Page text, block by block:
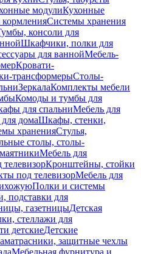
модулиКухонные
кормленияСистемы хранения
консоли для
Шкафчики, полки для
для ваннойМебель-
Кровати-
трансформерыСтолы-
ЗеркалаКомплекты мебели
Комоды и тумбы для
для спальниМебель для
домаШкафы, стенки,
храненияСтулья,
столы, столы-
Мебель для
Кронштейны, стойки
под телевизорМебель для
Полки и системы
подставки для
газетницыДетская
стеллажи для
детскиеДетские
защитные чехлы
Мебельная фурнитура и